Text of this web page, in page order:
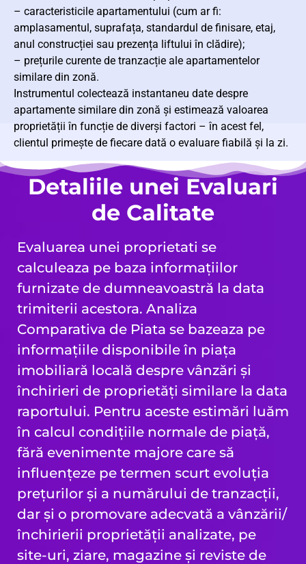
– caracteristicile apartamentului (cum ar fi:
amplasamentul, suprafața, standardul de finisare, etaj,
anul construcției sau prezența liftului în clădire);
– prețurile curente de tranzacție ale apartamentelor
similare din zonă.
Instrumentul colectează instantaneu date despre
apartamente similare din zonă și estimează valoarea
proprietății în funcție de diverși factori – în acest fel,
clientul primește de fiecare dată o evaluare fiabilă și la zi.
Detaliile unei Evaluari
de Calitate
Evaluarea unei proprietati se
calculeaza pe baza informațiilor
furnizate de dumneavoastră la data
trimiterii acestora. Analiza
Comparativa de Piata se bazeaza pe
informațiile disponibile în piața
imobiliară locală despre vânzări și
închirieri de proprietăți similare la data
raportului. Pentru aceste estimări luăm
în calcul condițiile normale de piață,
fără evenimente majore care să
influențeze pe termen scurt evoluția
prețurilor și a numărului de tranzacții,
dar și o promovare adecvată a vânzării/
închirierii proprietății analizate, pe
site-uri, ziare, magazine și reviste de